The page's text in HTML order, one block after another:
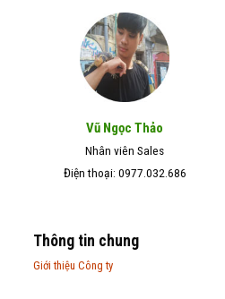
Vũ Ngọc Thảo
Nhân viên Sales
Điện thoại: 0977.032.686
Thông tin chung
Giới thiệu Công ty